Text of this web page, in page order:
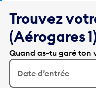
Trouvez
(Aérogares
Quand as-tu garé ton
Date d’entrée